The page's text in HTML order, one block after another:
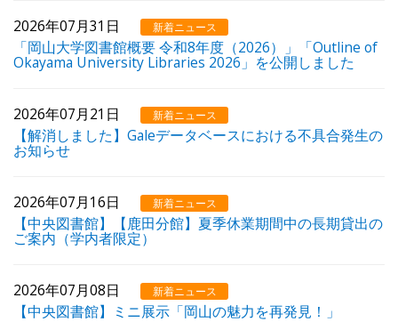
2026年07月31日 新着ニュース
「岡山大学図書館概要 令和8年度（2026）」「Outline of
Okayama University Libraries 2026」を公開しました
2026年07月21日 新着ニュース
【解消しました】Galeデータベースにおける不具合発生の
お知らせ
2026年07月16日 新着ニュース
【中央図書館】【鹿田分館】夏季休業期間中の長期貸出の
ご案内（学内者限定）
2026年07月08日 新着ニュース
【中央図書館】ミニ展示「岡山の魅力を再発見！」